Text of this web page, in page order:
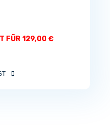
FÜR 129,00 €